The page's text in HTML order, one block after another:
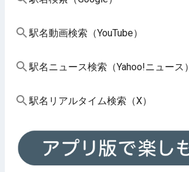
駅名動画検索（YouTube）
駅名ニュース検索（Yahoo!ニュース）
駅名リアルタイム検索（X）